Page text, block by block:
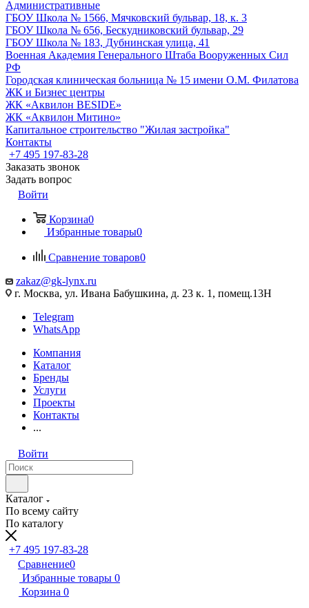
Административные
ГБОУ Школа № 1566, Мячковский бульвар, 18, к. 3
ГБОУ Школа № 656, Бескудниковский бульвар, 29
ГБОУ Школа № 183, Дубнинская улица, 41
Военная Академия Генерального Штаба Вооруженных Сил
РФ
Городская клиническая больница № 15 имени О.М. Филатова
ЖК и Бизнес центры
ЖК «Аквилон BESIDE»
ЖК «Аквилон Митино»
Капитальное строительство "Жилая застройка"
Контакты
+7 495 197-83-28
Заказать звонок
Задать вопрос
Войти
Корзина0
Избранные товары0
Сравнение товаров0
zakaz@gk-lynx.ru
г. Москва, ул. Ивана Бабушкина, д. 23 к. 1, помещ.13Н
Telegram
WhatsApp
Компания
Каталог
Бренды
Услуги
Проекты
Контакты
...
Войти
Каталог
По всему сайту
По каталогу
+7 495 197-83-28
Сравнение0
Избранные товары 0
Корзина 0